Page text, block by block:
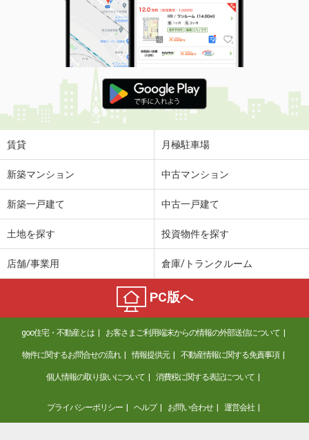
賃貸 月極駐車場
新築マンション 中古マンション
新築一戸建て 中古一戸建て
土地を探す 投資物件を探す
店舗/事業用 倉庫/トランクルーム
PC版へ
goo住宅・不動産とは お客さまご利用端末からの情報の外部送信について
物件に関するお問合せの流れ 情報提供元 不動産情報に関する免責事項
個人情報の取り扱いについて 消費税に関する表記について
プライバシーポリシー ヘルプ お問い合わせ 運営会社